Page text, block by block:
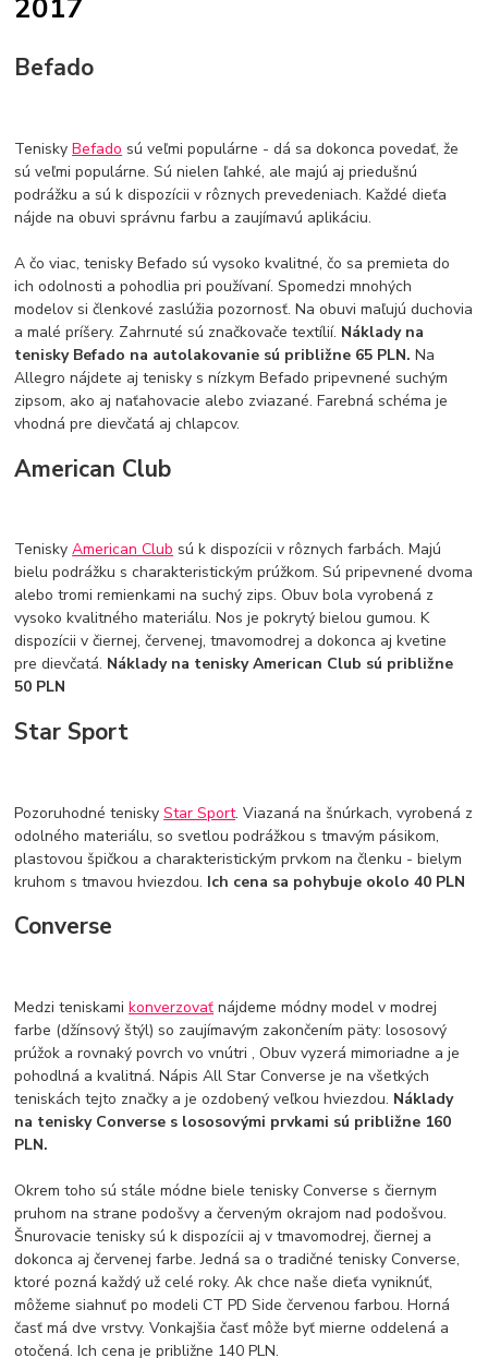
L.O.L. Surprise bábiky
L.O.L. Surprise zberateľské figúrky
L.O.L. OMG L.O.L. OMG Bábiky
Befado
TeniskyBefado sú veľmi populárne - dá sa dokonca povedať, že
sú veľmi populárne. Sú nielen ľahké, ale majú aj priedušnú
podrážku a sú k dispozícii v rôznych prevedeniach. Každé dieťa
nájde na obuvi správnu farbu a zaujímavú aplikáciu.
A čo viac, tenisky Befado sú vysoko kvalitné, čo sa premieta do
ich odolnosti a pohodlia pri používaní. Spomedzi mnohých
modelov si členkové zaslúžia pozornosť. Na obuvi maľujú duchovia
a malé príšery. Zahrnuté sú značkovače textílií. Náklady na
tenisky Befado na autolakovanie sú približne 65 PLN.Na
Allegro nájdete aj tenisky s nízkym Befado pripevnené suchým
zipsom, ako aj naťahovacie alebo zviazané. Farebná schéma je
vhodná pre dievčatá aj chlapcov.
American Club
TeniskyAmerican Club sú k dispozícii v rôznych farbách. Majú
bielu podrážku s charakteristickým prúžkom. Sú pripevnené dvoma
alebo tromi remienkami na suchý zips. Obuv bola vyrobená z
vysoko kvalitného materiálu. Nos je pokrytý bielou gumou. K
dispozícii v čiernej, červenej, tmavomodrej a dokonca aj kvetine
pre dievčatá. Náklady na tenisky American Club sú približne
50 PLN
Star Sport
Pozoruhodné teniskyStar Sport. Viazaná na šnúrkach, vyrobená z
odolného materiálu, so svetlou podrážkou s tmavým pásikom,
plastovou špičkou a charakteristickým prvkom na členku - bielym
kruhom s tmavou hviezdou. Ich cena sa pohybuje okolo 40 PLN
Converse
Medzi teniskamikonverzovať nájdeme módny model v modrej
farbe (džínsový štýl) so zaujímavým zakončením päty: lososový
prúžok a rovnaký povrch vo vnútri , Obuv vyzerá mimoriadne a je
pohodlná a kvalitná. Nápis All Star Converse je na všetkých
teniskách tejto značky a je ozdobený veľkou hviezdou. Náklady
na tenisky Converse s lososovými prvkami sú približne 160
PLN.
Okrem toho sú stále módne biele tenisky Converse s čiernym
pruhom na strane podošvy a červeným okrajom nad podošvou.
Šnurovacie tenisky sú k dispozícii aj v tmavomodrej, čiernej a
dokonca aj červenej farbe. Jedná sa o tradičné tenisky Converse,
ktoré pozná každý už celé roky. Ak chce naše dieťa vyniknúť,
môžeme siahnuť po modeli CT PD Side červenou farbou. Horná
časť má dve vrstvy. Vonkajšia časť môže byť mierne oddelená a
otočená. Ich cena je približne 140 PLN.